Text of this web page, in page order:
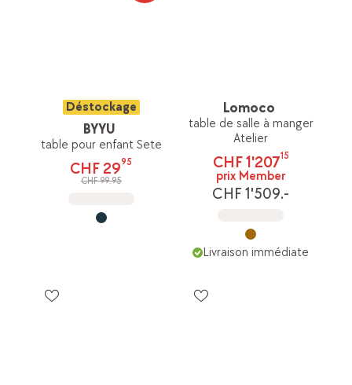
Déstockage
BYYU
table pour enfant Sete
CHF 2995
CHF 99.95
Lomoco
table de salle à manger
Atelier
CHF 1'20715
prix Member
CHF 1'509.-
Livraison immédiate